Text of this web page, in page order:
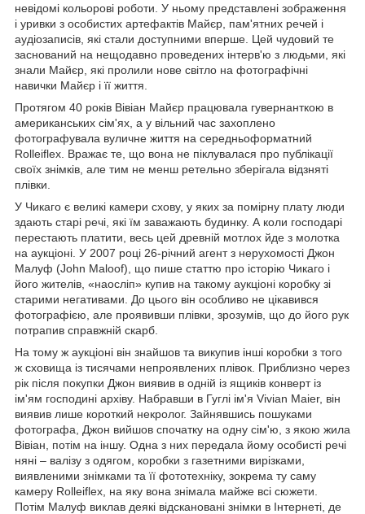
невідомі кольорові роботи. У ньому представлені зображення
і уривки з особистих артефактів Майєр, пам'ятних речей і
аудіозаписів, які стали доступними вперше. Цей чудовий те
заснований на нещодавно проведених інтерв'ю з людьми, які
знали Майєр, які пролили нове світло на фотографічні
навички Майєр і її життя.
Протягом 40 років Вівіан Майєр працювала гувернанткою в
американських сім'ях, а у вільний час захоплено
фотографувала вуличне життя на середньоформатний
Rolleiflex. Вражає те, що вона не піклувалася про публікації
своїх знімків, але тим не менш ретельно зберігала відзняті
плівки.
У Чикаго є великі камери схову, у яких за помірну плату люди
здають старі речі, які їм заважають будинку. А коли господарі
перестають платити, весь цей древній мотлох йде з молотка
на аукціоні. У 2007 році 26-річний агент з нерухомості Джон
Малуф (John Maloof), що пише статтю про історію Чикаго і
його жителів, «наосліп» купив на такому аукціоні коробку зі
старими негативами. До цього він особливо не цікавився
фотографією, але проявивши плівки, зрозумів, що до його рук
потрапив справжній скарб.
На тому ж аукціоні він знайшов та викупив інші коробки з того
ж сховища із тисячами непроявлених плівок. Приблизно через
рік після покупки Джон виявив в одній із ящиків конверт із
ім'ям господині архіву. Набравши в Гуглі ім'я Vivian Maier, він
виявив лише короткий некролог. Зайнявшись пошуками
фотографа, Джон вийшов спочатку на одну сім'ю, з якою жила
Вівіан, потім на іншу. Одна з них передала йому особисті речі
няні – валізу з одягом, коробки з газетними вирізками,
виявленими знімками та її фототехніку, зокрема ту саму
камеру Rolleiflex, на яку вона знімала майже всі сюжети.
Потім Малуф виклав деякі відскановані знімки в Інтернеті, де